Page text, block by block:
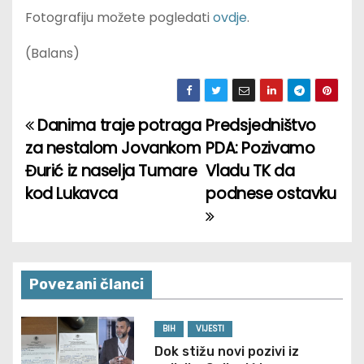
Fotografiju možete pogledatiovdje.
(Balans)
P
o
s
n
a
v
Predsjedništvo
PDA: Pozivamo
Vladu TK da
podnese ostavku
Danima traje potraga
za nestalom Jovankom
Đurić iz naselja Tumare
kod Lukavca
Povezani članci
BIH VIJESTI
Dok stižu novi pozivi iz